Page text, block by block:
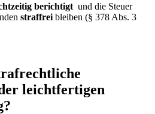
berichtigt und die Steuer
straffrei bleiben (§ 378 Abs. 3
leichtfertigen